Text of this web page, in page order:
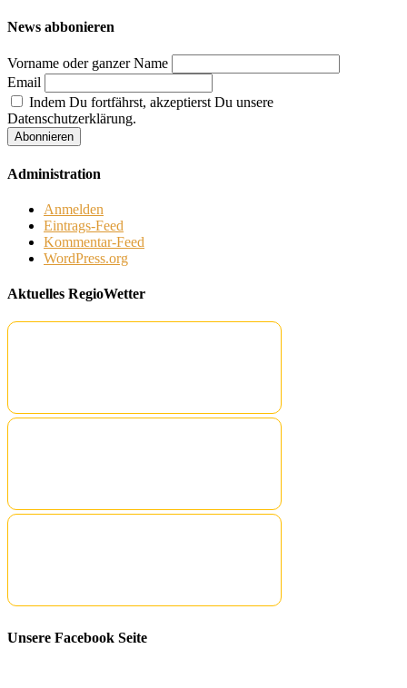
News abbonieren
Vorname oder ganzer Name
Email
Indem Du fortfährst, akzeptierst Du unsere
Datenschutzerklärung.
Administration
Anmelden
Eintrags-Feed
Kommentar-Feed
WordPress.org
Aktuelles RegioWetter
Unsere Facebook Seite